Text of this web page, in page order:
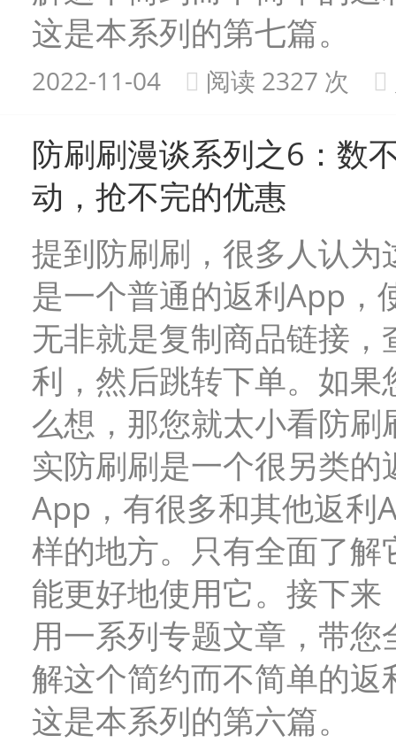
这是本系列的第七篇。
2022-11-04 阅读 2327 次
防刷刷漫谈系列之6：数
动，抢不完的优惠
提到防刷刷，很多人认为
是一个普通的返利App，
无非就是复制商品链接，
利，然后跳转下单。如果
么想，那您就太小看防刷
实防刷刷是一个很另类的
App，有很多和其他返利
样的地方。只有全面了解
能更好地使用它。接下来
用一系列专题文章，带您
解这个简约而不简单的返
这是本系列的第六篇。